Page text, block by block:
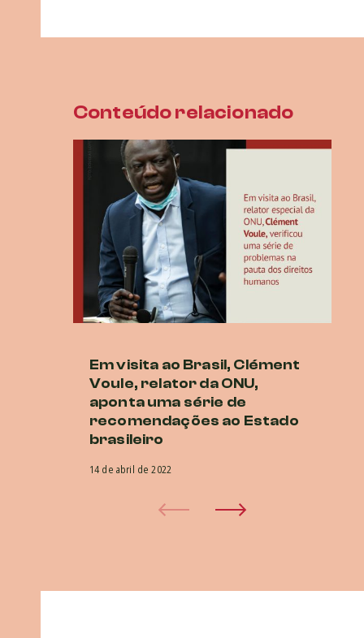
Conteúdo relacionado
Em visita ao Brasil, Clément
Voule, relator da ONU,
aponta uma série de
recomendações ao Estado
brasileiro
14 de abril de 2022